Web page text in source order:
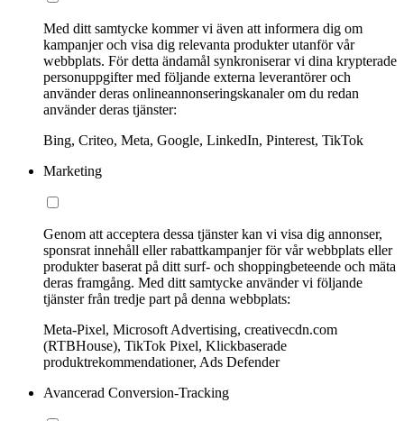
Med ditt samtycke kommer vi även att informera dig om
kampanjer och visa dig relevanta produkter utanför vår
webbplats. För detta ändamål synkroniserar vi dina krypterade
personuppgifter med följande externa leverantörer och
använder deras onlineannonseringskanaler om du redan
använder deras tjänster:
Bing, Criteo, Meta, Google, LinkedIn, Pinterest, TikTok
Marketing
Genom att acceptera dessa tjänster kan vi visa dig annonser,
sponsrat innehåll eller rabattkampanjer för vår webbplats eller
produkter baserat på ditt surf- och shoppingbeteende och mäta
deras framgång. Med ditt samtycke använder vi följande
tjänster från tredje part på denna webbplats:
Meta-Pixel, Microsoft Advertising, creativecdn.com
(RTBHouse), TikTok Pixel, Klickbaserade
produktrekommendationer, Ads Defender
Avancerad Conversion-Tracking